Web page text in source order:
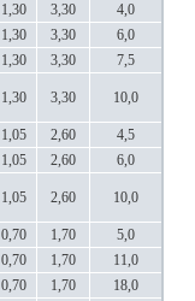
1,30 3,30
4,0
1,30 3,30
6,0
1,30 3,30 7,5
1,30 3,30 10,0
1,05 2,60
4,5
1,05 2,60 6,0
1,05 2,60 10,0
0,70 1,70
5,0
0,70 1,70
11,0
0,70 1,70
18,0